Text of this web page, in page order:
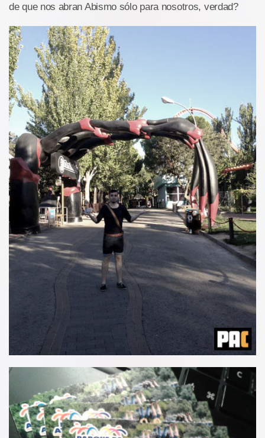
de que nos abran Abismo sólo para nosotros, verdad?